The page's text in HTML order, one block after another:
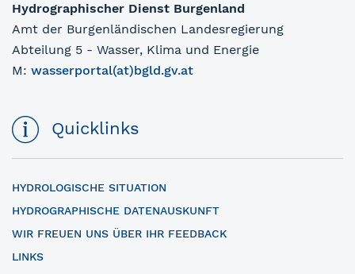
Hydrographischer Dienst Burgenland
Amt der Burgenländischen Landesregierung
Abteilung 5 - Wasser, Klima und Energie
M: wasserportal(at)bgld.gv.at
Quicklinks
HYDROLOGISCHE SITUATION
HYDROGRAPHISCHE DATENAUSKUNFT
WIR FREUEN UNS ÜBER IHR FEEDBACK
LINKS